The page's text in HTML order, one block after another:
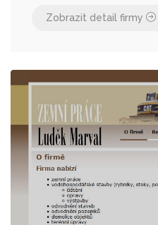
Zobrazit detail firmy